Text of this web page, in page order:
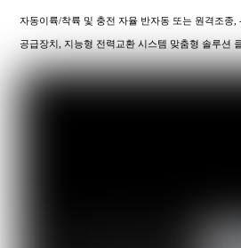
자동이륙/착륙 및 충전 자율 반자동 또는 원격조종,
공급장치, 지능형 전력교환 시스템 맞춤형 솔루션